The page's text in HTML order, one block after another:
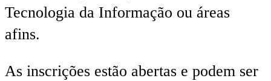
Tecnologia da Informação ou áreas
afins.
As inscrições estão abertas e podem ser